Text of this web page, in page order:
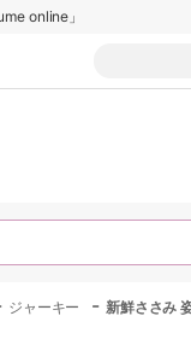
online」
ジャーキー - 新鮮ささみ